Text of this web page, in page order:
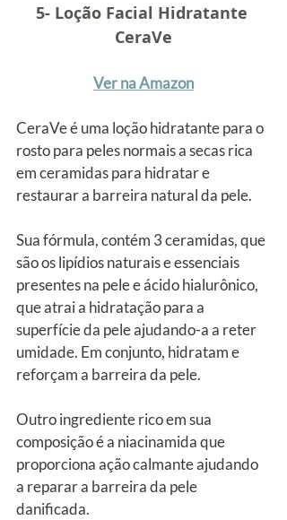
5- Loção Facial Hidratante
CeraVe
Ver na Amazon
CeraVe é uma loção hidratante para o
rosto para peles normais a secas rica
em ceramidas para hidratar e
restaurar a barreira natural da pele.
Sua fórmula, contém 3 ceramidas, que
são os lipídios naturais e essenciais
presentes na pele e ácido hialurônico,
que atrai a hidratação para a
superfície da pele ajudando-a a reter
umidade. Em conjunto, hidratam e
reforçam a barreira da pele.
Outro ingrediente rico em sua
composição é a niacinamida que
proporciona ação calmante ajudando
a reparar a barreira da pele
danificada.